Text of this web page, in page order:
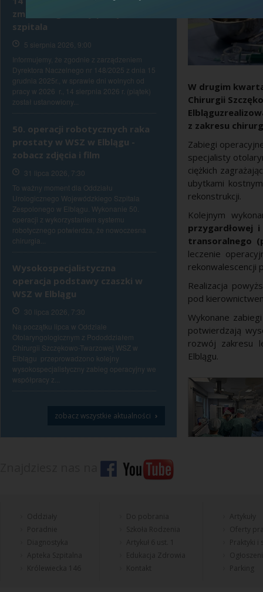
zmiana organizacji pracy
szpitala
5 sierpnia 2026, 9:00
Informujemy, że zgodnie z zarządzeniem
Dyrektora Naczelnego nr 148/2025 z dnia 15
grudnia 2025r., w sprawie dni wolnych od
pracy w 2026 r., 14 sierpnia 2026 r. (piątek)
został ustanowiony...
50. operacji robotycznych raka
prostaty w WSZ w Elblągu -
zobacz zdjęcia i film
31 lipca 2026, 7:30
To ważny moment dla Oddziału
Urologicznego Wojewódzkiego Szpitala
Zespolonego w Elblągu. Wykonanie 50.
operacji z wykorzystaniem systemu
robotycznego potwierdza, że nowoczesna
chirurgia...
Wysokospecjalistyczna
operacja podstawy czaszki w
WSZ w Elblągu
30 lipca 2026, 7:30
Na początku lipca w Oddziale
Otolaryngologicznym z Pododdziałem
Chirurgii Szczękowo-Twarzowej WSZ w
Elblągu przeprowadzono kolejny
wysokospecjalistyczny zabieg operacyjny we
współpracy z...
zobacz wszystkie aktualności ›
W drugim
Chirurgii
z zakresu
Zabiegi
specjalisty
ciężkich
ubytkami
rekonstrukcji.
Kolejnym
przygardłowej
transoralnego
leczenie
rekonwalescencji
Realizacja
pod
Wykonane
potwierdzają
rozwój zakresu
Elblągu.
Poradnie
Diagnostyka
Apteka Szpitalna
Królewiecka 146
Do pobrania
Artykuł 6 ust. 1
Edukacja Zdrowia
Artykuły
Oferty
Praktyki
Parking